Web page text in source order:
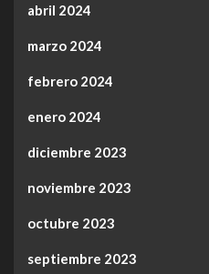
abril 2024
marzo 2024
febrero 2024
enero 2024
diciembre 2023
noviembre 2023
octubre 2023
septiembre 2023